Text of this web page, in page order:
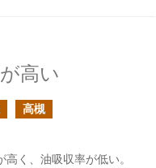
高い
高槻
く、油吸収率が低い。